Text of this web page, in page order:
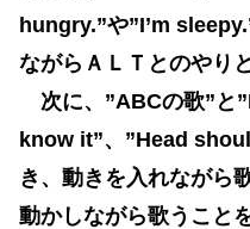
hungry.”や”I’m
ながらＡＬＴとのやり
次に、”ABCの歌”と
know it”、”Head
き、動きを入れながら
動かしながら歌うこと